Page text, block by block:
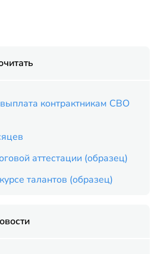
контрактникам СВО
аттестации (образец)
талантов (образец)